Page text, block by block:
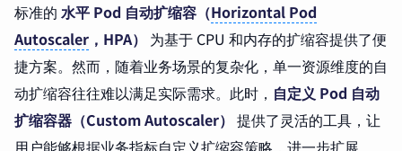
标准的 水平 Pod 自动扩缩容（Horizontal Pod
Autoscaler ，HPA） 为基于 CPU 和内存的扩缩容提供了便
捷方案。然而，随着业务场景的复杂化，单一资源维度的自
动扩缩容往往难以满足实际需求。此时， 自定义 Pod 自动
扩缩容器（Custom Autoscaler） 提供了灵活的工具，让
用户能够根据业务指标自定义扩缩容策略，进一步扩展